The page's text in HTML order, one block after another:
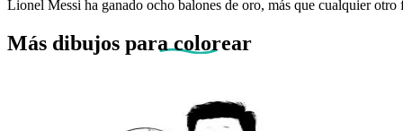
Lionel Messi ha ganado ocho balones de oro, más que cualquier
Más dibujos para colorear